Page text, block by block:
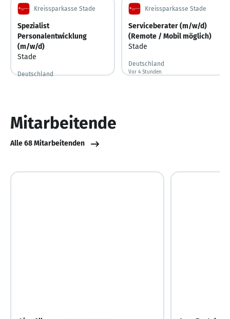
Kreissparkasse Stade
Spezialist
Personalentwicklung
(m/w/d)
Stade
Deutschland
Kreissparkasse Stade
Serviceberater (m/w/d)
(Remote / Mobil möglich)
Stade
Deutschland
Vor 4 Stunden
Vor 4 Stunden veröffentlicht
Mitarbeitende
Alle 68 Mitarbeitenden